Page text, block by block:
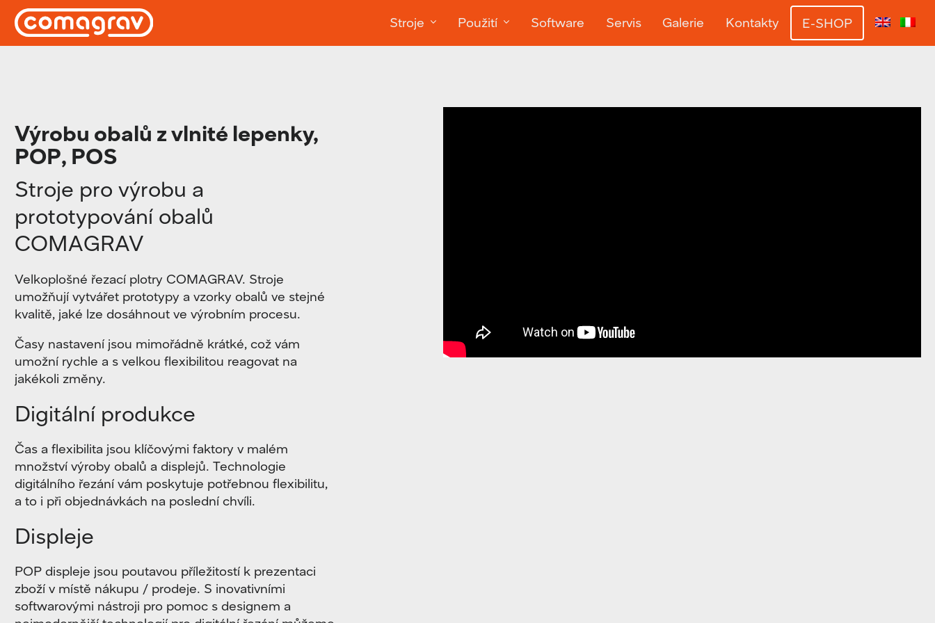
Stroje Použití Software Servis Galerie Kontakty E-SHOP
Výrobu obalů z vlnité lepenky,
POP, POS
Stroje pro výrobu a
prototypování obalů
COMAGRAV
Velkoplošné řezací plotry COMAGRAV. Stroje
umožňují vytvářet prototypy a vzorky obalů ve stejné
kvalitě, jaké lze dosáhnout ve výrobním procesu.
Časy nastavení jsou mimořádně krátké, což vám
umožní rychle a s velkou flexibilitou reagovat na
jakékoli změny.
Digitální produkce
Čas a flexibilita jsou klíčovými faktory v malém
množství výroby obalů a displejů. Technologie
digitálního řezání vám poskytuje potřebnou flexibilitu,
a to i při objednávkách na poslední chvíli.
Displeje
POP displeje jsou poutavou příležitostí k prezentaci
zboží v místě nákupu / prodeje. S inovativními
softwarovými nástroji pro pomoc s designem a